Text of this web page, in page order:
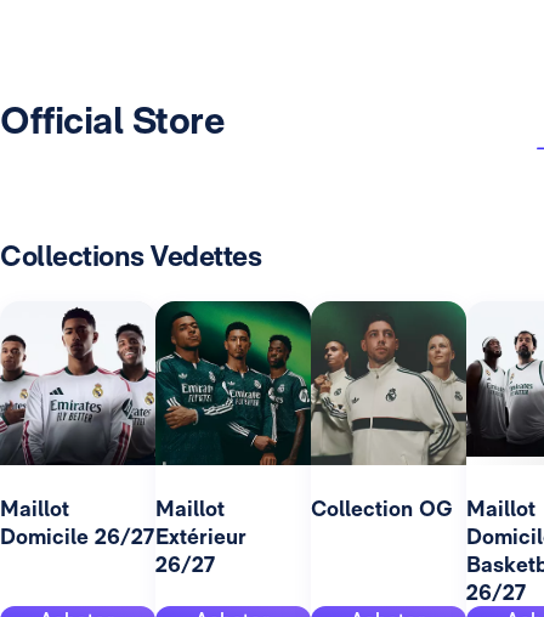
Official Store
Collections Vedettes
Maillot
Domicile 26/27
Maillot
Extérieur
26/27
Collection OG
Maillot
26/27